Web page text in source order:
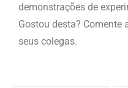
demonstrações de
Gostou desta? Comente
seus colegas.